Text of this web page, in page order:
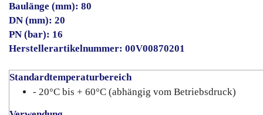
Baulänge (mm): 80
DN (mm): 20
PN (bar): 16
Herstellerartikelnummer: 00V00870201
Standardtemperaturbereich
- 20°C bis + 60°C (abhängig vom Betriebsdruck)